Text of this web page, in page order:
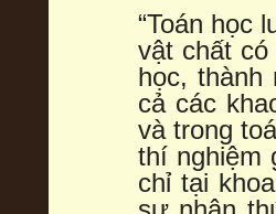
“Toán học
vật chất
học,
cả các
và trong
thí nghiệm
chỉ tại